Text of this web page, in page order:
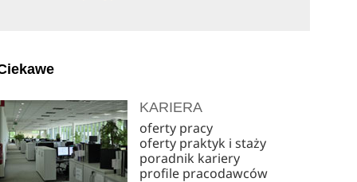
KARIERA
oferty pracy
oferty praktyk i staży
poradnik kariery
profile pracodawców